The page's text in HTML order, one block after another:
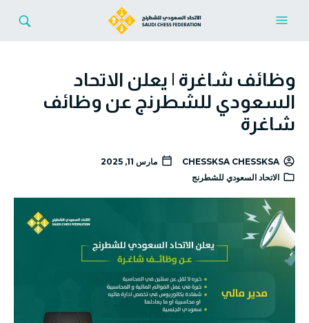
وظائف شاغرة | يعلن الاتحاد
السعودي للشطرنج عن وظائف
شاغرة
CHESSKSA CHESSKSA
مارس 11, 2025
الاتحاد السعودي للشطرنج